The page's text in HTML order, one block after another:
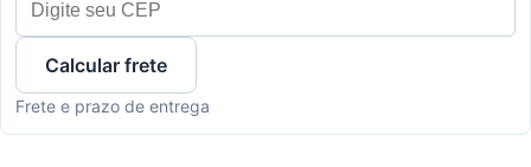
Calcular frete
Frete e prazo de entrega